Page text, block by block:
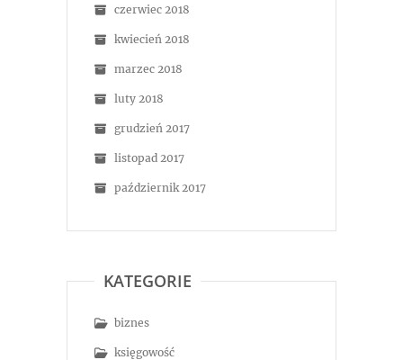
czerwiec 2018
kwiecień 2018
marzec 2018
luty 2018
grudzień 2017
listopad 2017
październik 2017
KATEGORIE
biznes
księgowość